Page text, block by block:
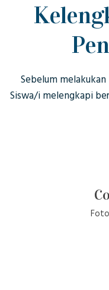
Sebelum
Siswa/i melengkapi